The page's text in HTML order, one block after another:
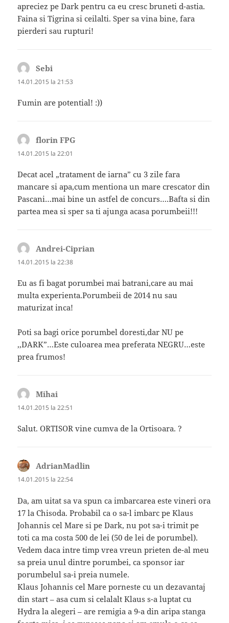
apreciez pe Dark pentru ca eu cresc bruneti d-astia.
Faina si Tigrina si ceilalti. Sper sa vina bine, fara
pierderi sau rupturi!
Sebi
14.01.2015 la 21:53
Fumin are potential! :))
florin FPG
14.01.2015 la 22:01
Decat acel „tratament de iarna” cu 3 zile fara
mancare si apa,cum mentiona un mare crescator din
Pascani…mai bine un astfel de concurs….Bafta si din
partea mea si sper sa ti ajunga acasa porumbeii!!!
Andrei-Ciprian
14.01.2015 la 22:38
Eu as fi bagat porumbei mai batrani,care au mai
multa experienta.Porumbeii de 2014 nu sau
maturizat inca!
Poti sa bagi orice porumbel doresti,dar NU pe
,,DARK”…Este culoarea mea preferata NEGRU…este
prea frumos!
Mihai
14.01.2015 la 22:51
Salut. ORTISOR vine cumva de la Ortisoara. ?
AdrianMadlin
14.01.2015 la 22:54
Da, am uitat sa va spun ca imbarcarea este vineri ora
17 la Chisoda. Probabil ca o sa-l imbarc pe Klaus
Johannis cel Mare si pe Dark, nu pot sa-i trimit pe
toti ca ma costa 500 de lei (50 de lei de porumbel).
Vedem daca intre timp vrea vreun prieten de-al meu
sa preia unul dintre porumbei, ca sponsor iar
porumbelul sa-i preia numele.
Klaus Johannis cel Mare porneste cu un dezavantaj
din start – asa cum si celalalt Klaus s-a luptat cu
Hydra la alegeri – are remigia a 9-a din aripa stanga